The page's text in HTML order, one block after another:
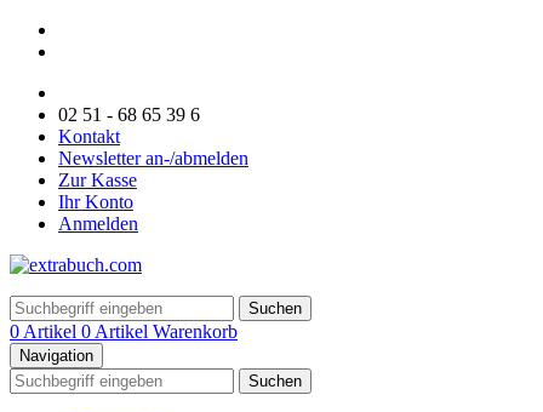
02 51 - 68 65 39 6
Kontakt
Newsletter an-/abmelden
Zur Kasse
Ihr Konto
Anmelden
Suchen
0 Artikel 0 Artikel Warenkorb
Navigation
Suchen